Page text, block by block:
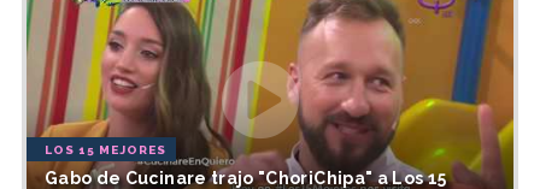
LOS 15 MEJORES
Gabo de Cucinare trajo "ChoriChipa" a Los 15